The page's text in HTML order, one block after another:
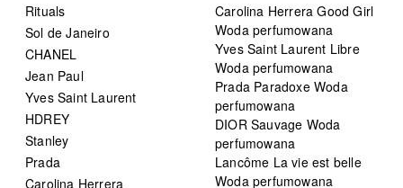
Rituals
Sol de Janeiro
CHANEL
Jean Paul
Yves Saint Laurent
HDREY
Stanley
Prada
Carolina Herrera
Carolina Herrera Good Girl
Woda perfumowana
Yves Saint Laurent Libre
Woda perfumowana
Prada Paradoxe Woda
perfumowana
DIOR Sauvage Woda
perfumowana
Lancôme La vie est belle
Woda perfumowana